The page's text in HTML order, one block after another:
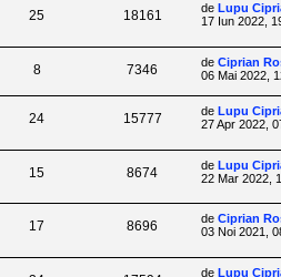
25 18161 de Lupu
17 Iun 2022,
8 7346 de Ciprian
06 Mai 2022,
24 15777 de Lupu
27 Apr 2022,
15 8674 de Lupu
22 Mar 2022,
17 8696 de Ciprian
03 Noi 2021,
de Lupu